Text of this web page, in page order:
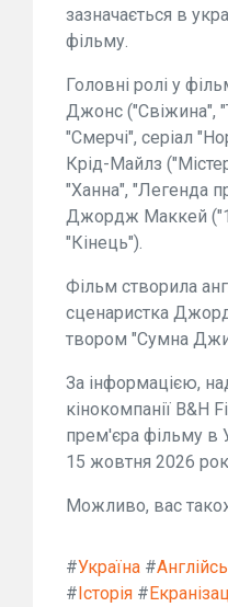
зазначається в
фільму.
Головні ролі у
Джонс ("Свіжина",
"Смерчі", серіал
Крід-Майлз
"Ханна", "Легенда
Джордж Маккей
"Кінець").
Фільм створила
сценаристка
твором "Сумна
За інформацією,
кінокомпанії B&H
прем'єра фільму в
15 жовтня 2026
Можливо, вас
#Україна #
#Історія #